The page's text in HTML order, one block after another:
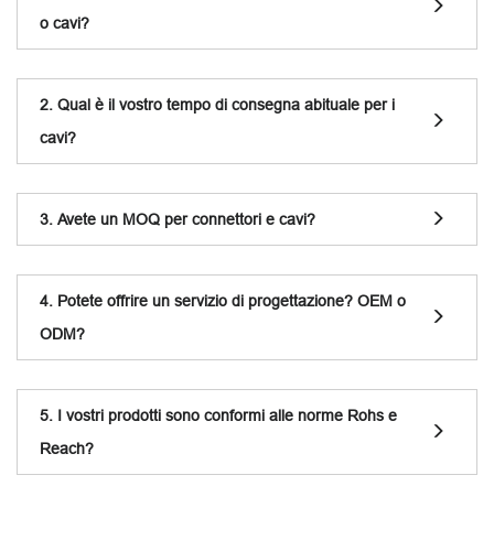
o cavi?
2. Qual è il vostro tempo di consegna abituale per i
cavi?
3. Avete un MOQ per connettori e cavi?
4. Potete offrire un servizio di progettazione? OEM o
ODM?
5. I vostri prodotti sono conformi alle norme Rohs e
Reach?